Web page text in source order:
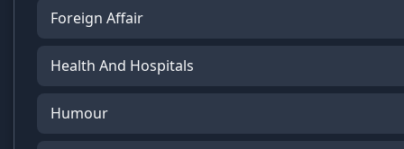
Foreign Affair
Health And Hospitals
Humour